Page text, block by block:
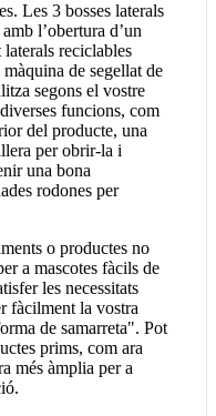
Les 3 bosses laterals
l’obertura d’un
laterals reciclables
de segellat de
segons el vostre
funcions, com
del producte, una
per obrir-la i
una bona
rodones per
o productes no
a mascotes fàcils de
les necessitats
fàcilment la vostra
de samarreta". Pot
prims, com ara
més àmplia per a